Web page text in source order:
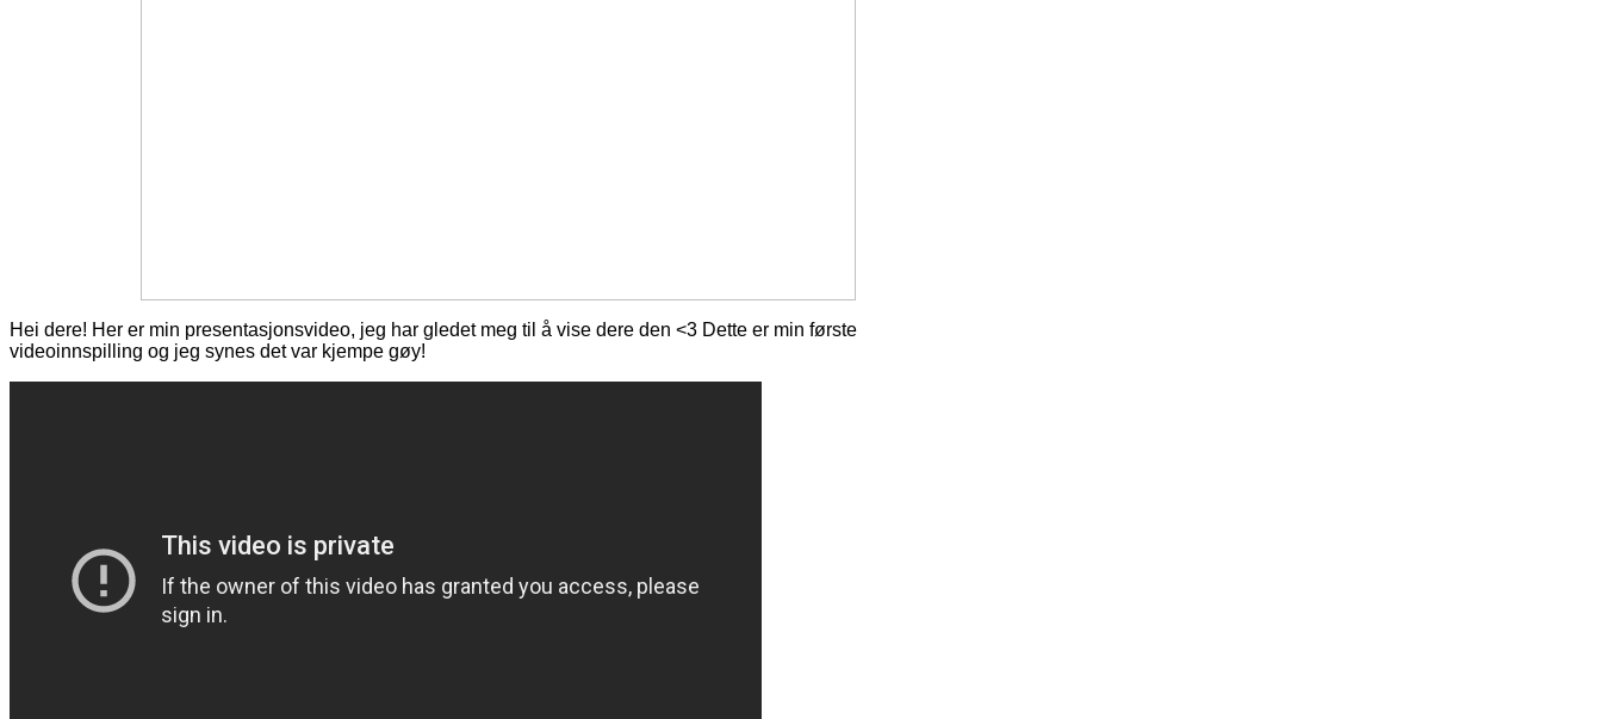
Hei dere! Her er min presentasjonsvideo, jeg har gledet meg til å vise dere den <3 Dette er min første
videoinnspilling og jeg synes det var kjempe gøy!